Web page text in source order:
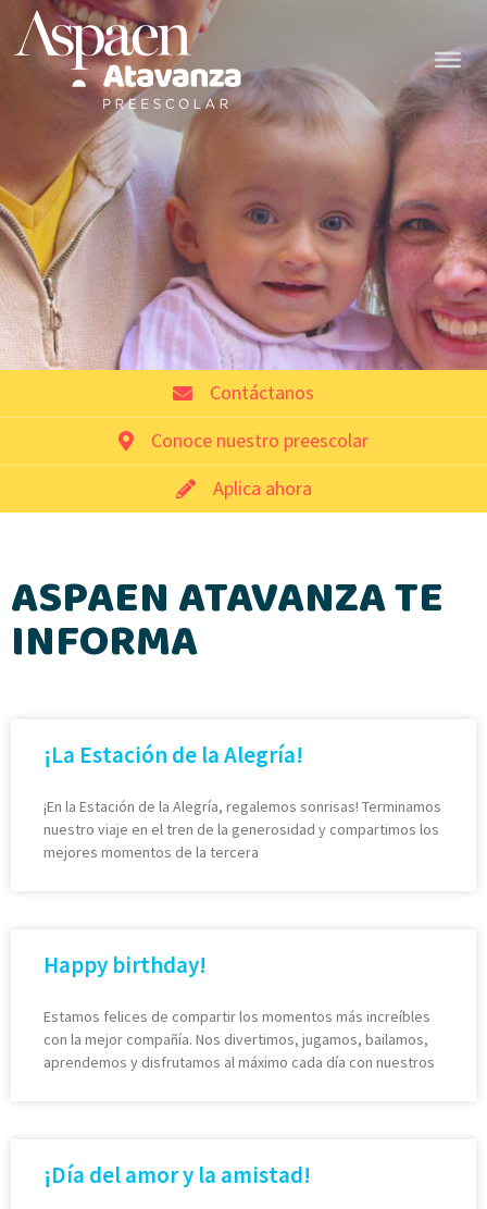
Contáctanos
Conoce nuestro preescolar
Aplica ahora
ASPAEN ATAVANZA TE
INFORMA
¡La Estación de la Alegría!
¡En la Estación de la Alegría, regalemos sonrisas! Terminamos
nuestro viaje en el tren de la generosidad y compartimos los
mejores momentos de la tercera
Happy birthday!
Estamos felices de compartir los momentos más increíbles
con la mejor compañía. Nos divertimos, jugamos, bailamos,
aprendemos y disfrutamos al máximo cada día con nuestros
¡Día del amor y la amistad!